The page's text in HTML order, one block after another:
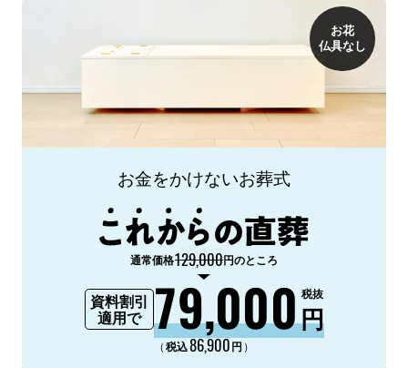
お花
仏具なし
お金をかけないお葬式
通常価格129,000円のところ
資料割引
適用で
79,000円
税抜
（税込86,900円 ）